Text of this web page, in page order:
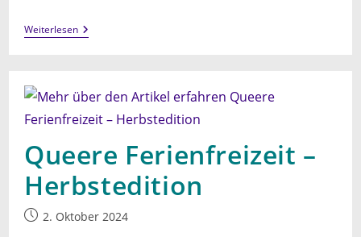
WeiterlesenVortrag:
Queerfeindlichkeit
Queere Ferienfreizeit –
Herbstedition
Beitrag2. Oktober 2024